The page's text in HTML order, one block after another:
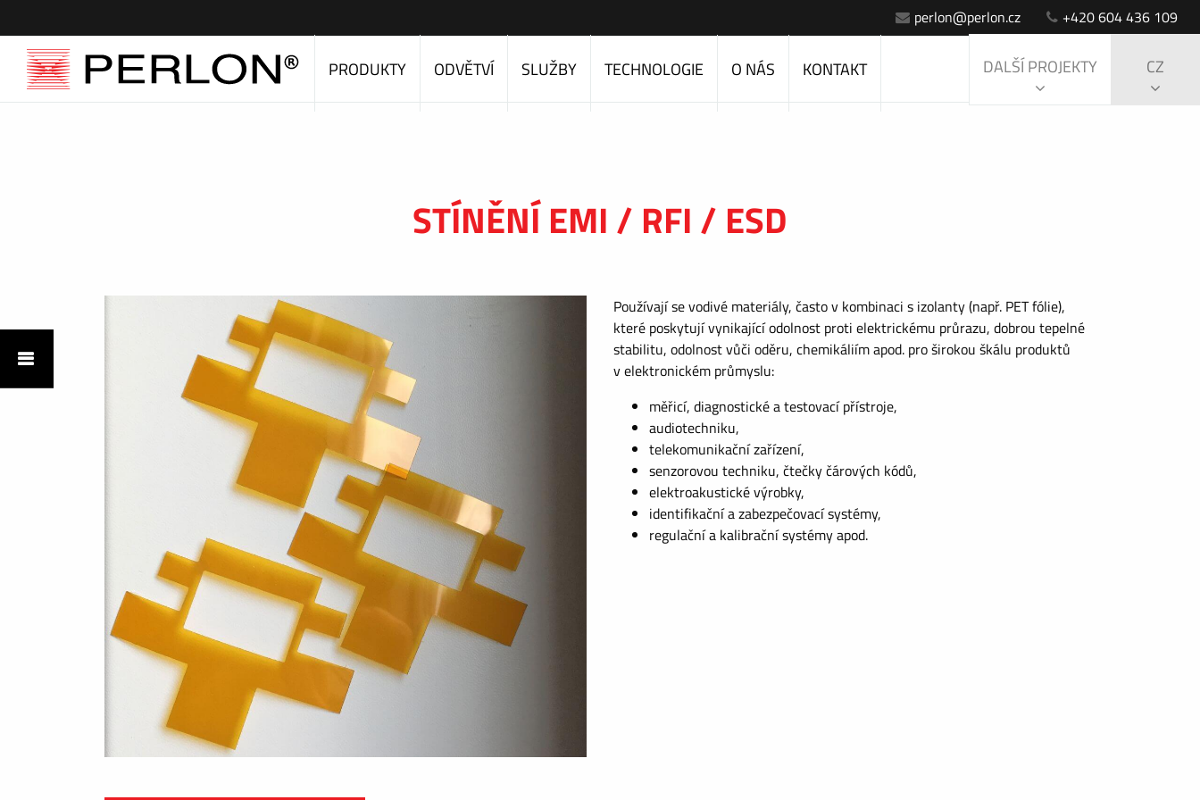
perlon@perlon.cz +420 604 436 109
PRODUKTY ODVĚTVÍ SLUŽBY TECHNOLOGIE O NÁS KONTAKT DALŠÍ PROJEKTY CZ
STÍNĚNÍ EMI / RFI / ESD
Používají se vodivé materiály, často v kombinaci s izolanty (např. PET fólie),
které poskytují vynikající odolnost proti elektrickému průrazu, dobrou tepelné
stabilitu, odolnost vůči oděru, chemikáliím apod. pro širokou škálu produktů
v elektronickém průmyslu:
měřicí, diagnostické a testovací přístroje,
audiotechniku,
telekomunikační zařízení,
senzorovou techniku, čtečky čárových kódů,
elektroakustické výrobky,
identifikační a zabezpečovací systémy,
regulační a kalibrační systémy apod.